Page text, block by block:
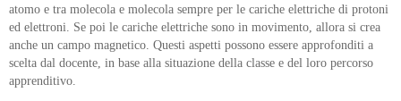
atomo e tra molecola e molecola sempre per le cariche elettriche di protoni
ed elettroni. Se poi le cariche elettriche sono in movimento, allora si crea
anche un campo magnetico. Questi aspetti possono essere approfonditi a
scelta dal docente, in base alla situazione della classe e del loro percorso
apprenditivo.